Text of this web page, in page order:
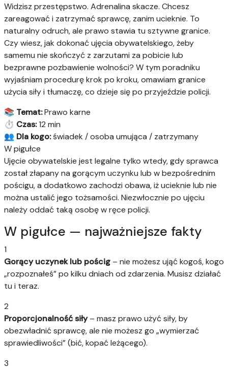
Widzisz przestępstwo. Adrenalina skacze. Chcesz
zareagować i zatrzymać sprawcę, zanim ucieknie. To
naturalny odruch, ale prawo stawia tu sztywne granice.
Czy wiesz, jak dokonać ujęcia obywatelskiego, żeby
samemu nie skończyć z zarzutami za pobicie lub
bezprawne pozbawienie wolności? W tym poradniku
wyjaśniam procedurę krok po kroku, omawiam granice
użycia siły i tłumaczę, co dzieje się po przyjeździe policji.
📚 Temat:Prawo karne
⏱️ Czas:12 min
👥 Dla kogo:świadek / osoba umująca / zatrzymany
W pigułce
Ujęcie obywatelskie jest legalne tylko wtedy, gdy sprawca
został złapany na gorącym uczynku lub w bezpośrednim
pościgu, a dodatkowo zachodzi obawa, iż ucieknie lub nie
można ustalić jego tożsamości. Niezwłocznie po ujęciu
należy oddać taką osobę w ręce policji.
W pigułce — najważniejsze fakty
1
Gorący uczynek lub pościg – nie możesz ująć kogoś, kogo
„rozpoznałeś” po kilku dniach od zdarzenia. Musisz działać
tu i teraz.
2
Proporcjonalność siły– masz prawo użyć siły, by
obezwładnić sprawcę, ale nie możesz go „wymierzać
sprawiedliwości” (bić, kopać leżącego).
3